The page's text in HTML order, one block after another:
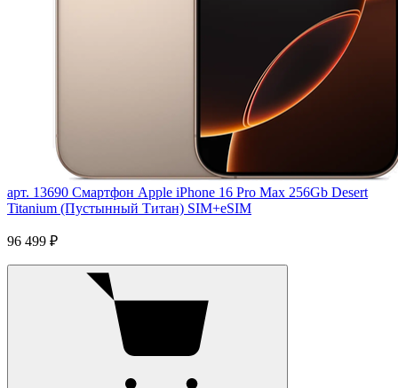
арт. 13690 Смартфон Apple iPhone 16 Pro Max 256Gb Desert
Titanium (Пустынный Титан) SIM+eSIM
96 499 ₽